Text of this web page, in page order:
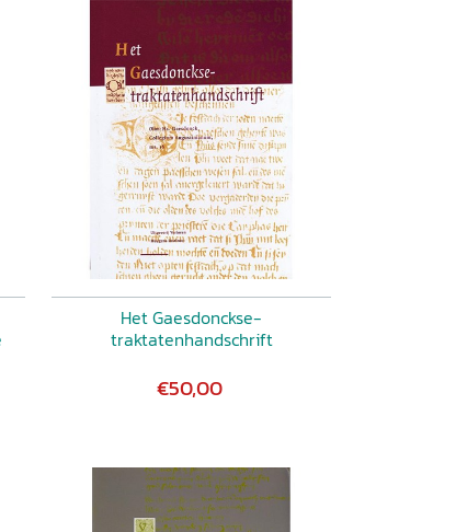
Het Gaesdonckse-
traktatenhandschrift
€50,00